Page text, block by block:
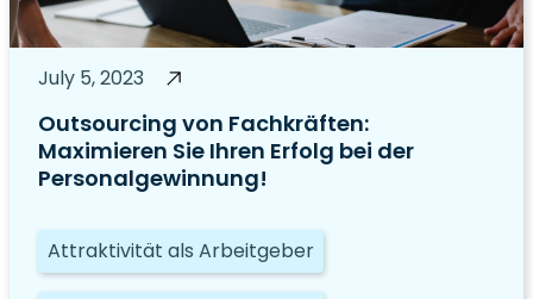
July 5, 2023
Outsourcing von Fachkräften:
Maximieren Sie Ihren Erfolg bei der
Personalgewinnung!
Attraktivität als Arbeitgeber